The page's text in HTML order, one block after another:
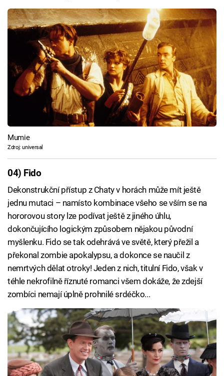
Mumie
Zdroj: universal
04) Fido
Dekonstrukční přístup z Chaty v horách může mít ještě
jednu mutaci – namísto kombinace všeho se vším se na
hororovou story lze podívat ještě z jiného úhlu,
dokončujícího logickým způsobem nějakou původní
myšlenku. Fido se tak odehrává ve světě, který přežil a
překonal zombie apokalypsu, a dokonce se naučil z
nemrtvých dělat otroky! Jeden z nich, titulní Fido, však v
téhle nekrofilně říznuté romanci všem dokáže, že zdejší
zombíci nemají úplně prohnilé srdéčko...